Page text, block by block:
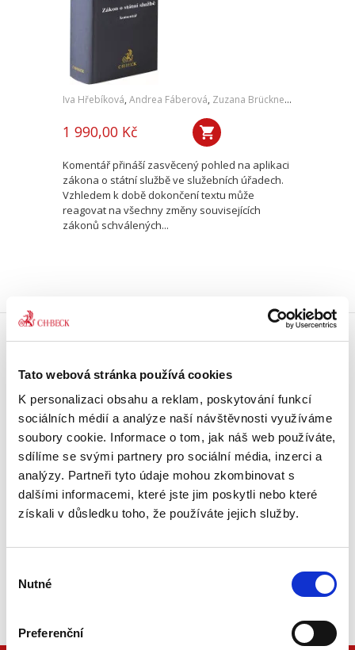
Tato webová stránka používá cookies
K personalizaci obsahu a reklam, poskytování funkcí
sociálních médií a analýze naší návštěvnosti využíváme
soubory cookie. Informace o tom, jak náš web používáte,
sdílíme se svými partnery pro sociální média, inzerci a
analýzy. Partneři tyto údaje mohou zkombinovat s
dalšími informacemi, které jste jim poskytli nebo které
získali v důsledku toho, že používáte jejich služby.
souhlasu
Nutné
Preferenční
Iva Hřebíková, Andrea Fáberová, Zuzana Brücknerová
1 990,00 Kč
Komentář přináší zasvěcený pohled na aplikaci
zákona o státní službě ve služebních úřadech.
Vzhledem k době dokončení textu může
reagovat na všechny změny souvisejících
zákonů schválených...
Získejte dopravu zdarma
Tradiční nakladatelství
Působíme na trhu přes 30 let.
Semináře a Konference
Vzdělávejte se kvalitně.
Vzdělávejte se s Akademií C. H. Beck.